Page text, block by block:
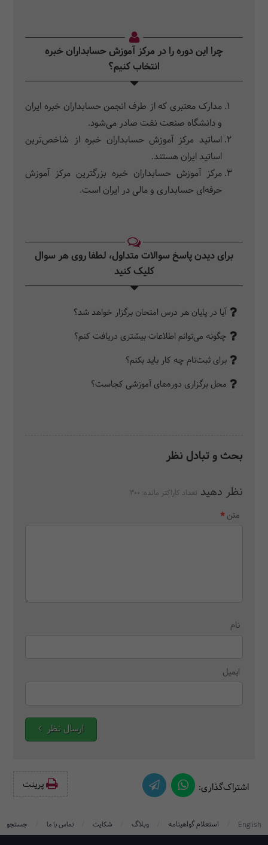
چرا این دوره را در مرکز آموزش حسابداران خبره
انتخاب کنیم؟
مدارک معتبری که از طرف انجمن حسابداران خبره ایران
و دانشگاه صنعت نفت صادر می‌شود.
اساتید مرکز آموزش حسابداران خبره از شاخص‌ترین
اساتید ایران هستند.
مرکز آموزش حسابداران خبره بزرگترین مرکز آموزش
حرفه‌ای حسابداری و مالی در ایران است.
برای دیدن پاسخ سوالات متداول، لطفا روی هر سوال
کلیک کنید‎
آیا در پایان هر درس امتحان برگزار خواهد شد؟
چگونه می‌توانم اطلاعات بیشتری دریافت کنم؟
برای ثبت‌نام چه کار باید بکنم؟
محل برگزاری دوره‌های آموزشی کجاست؟
بحث و تبادل نظر
نظر دهید تعداد کاراکتر مانده: 300
متن
نام
ایمیل
ارسال نظر
اشتراک‌گذاری: پرینت‌
English استعلام گواهینامه وبلاگ شکایت تماس با ما جستجو